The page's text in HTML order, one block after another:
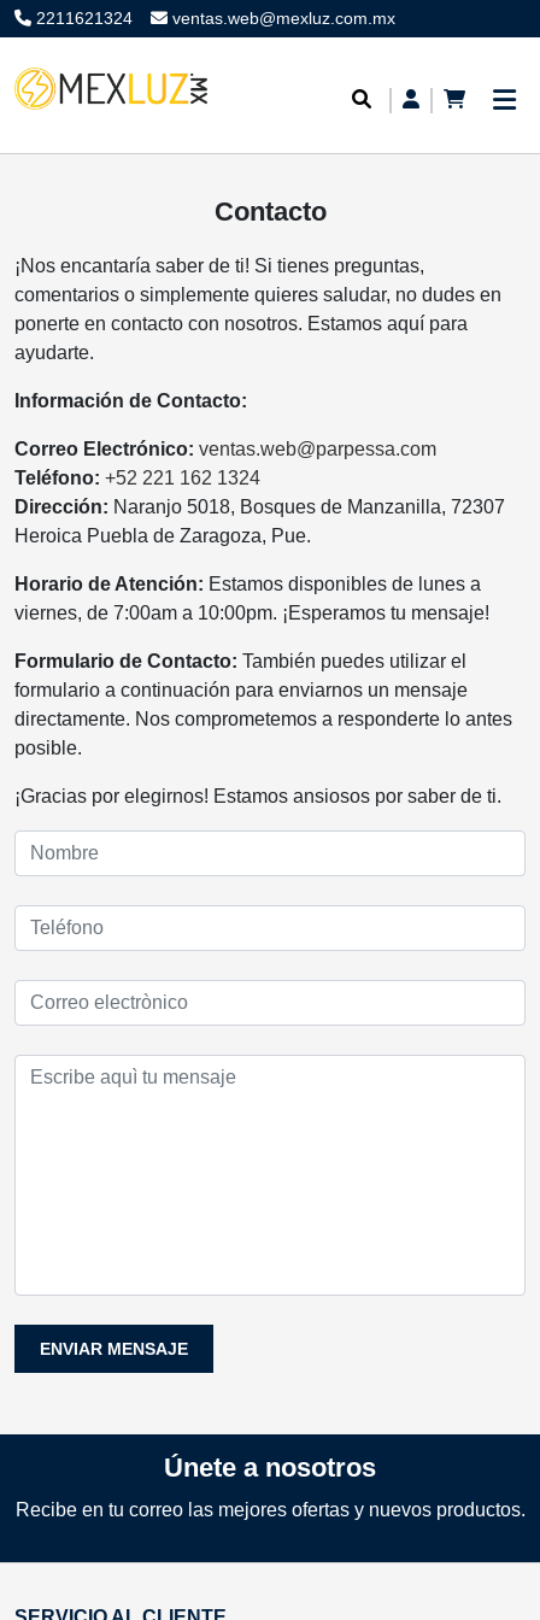
2211621324 ventas.web@mexluz.com.mx
Contacto
¡Nos encantaría saber de ti! Si tienes preguntas,
comentarios o simplemente quieres saludar, no dudes en
ponerte en contacto con nosotros. Estamos aquí para
ayudarte.
Información de Contacto:
Correo Electrónico: ventas.web@parpessa.com
Teléfono: +52 221 162 1324
Dirección: Naranjo 5018, Bosques de Manzanilla, 72307
Heroica Puebla de Zaragoza, Pue.
Horario de Atención: Estamos disponibles de lunes a
viernes, de 7:00am a 10:00pm. ¡Esperamos tu mensaje!
Formulario de Contacto: También puedes utilizar el
formulario a continuación para enviarnos un mensaje
directamente. Nos comprometemos a responderte lo antes
posible.
¡Gracias por elegirnos! Estamos ansiosos por saber de ti.
ENVIAR MENSAJE
Únete a nosotros
Recibe en tu correo las mejores ofertas y nuevos productos.